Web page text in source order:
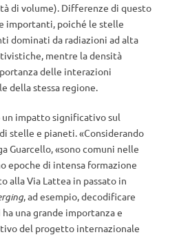
di volume). Differenze di questo
importanti, poiché le stelle
dominati da radiazioni ad alta
mentre la densità
delle interazioni
della stessa regione.
impatto significativo sul
stelle e pianeti. «Considerando
Guarcello, «sono comuni nelle
epoche di intensa formazione
alla Via Lattea in passato in
, ad esempio, decodificare
una grande importanza e
del progetto internazionale